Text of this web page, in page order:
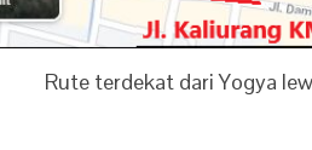
Rute terdekat dari Yogya